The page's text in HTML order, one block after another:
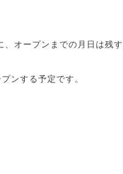
オープンまでの月日は残
ンする予定です。